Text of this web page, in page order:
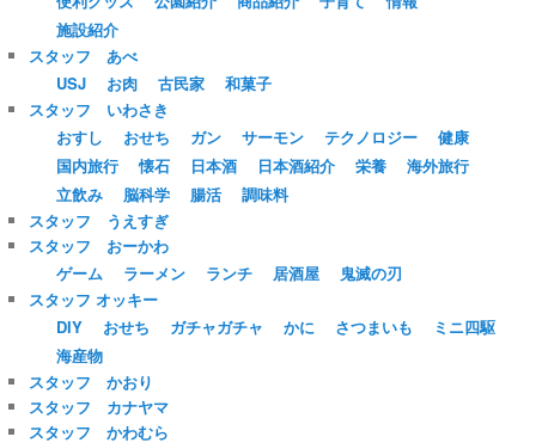
施設紹介
スタッフ あべ
USJ
お肉 古民家
和菓子
スタッフ いわさき
おすし
おせち ガン サーモン テクノロジー
健康
国内旅行
懐石 日本酒 日本酒紹介 栄養
海外旅行
立飲み
脳科学 腸活
調味料
スタッフ うえすぎ
スタッフ おーかわ
ゲーム
ラーメン ランチ 居酒屋
鬼滅の刃
スタッフ オッキー
DIY
おせち ガチャガチャ かに さつまいも
ミニ四駆
海産物
スタッフ かおり
スタッフ カナヤマ
スタッフ かわむら